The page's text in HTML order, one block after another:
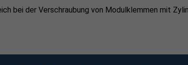
bei der Verschraubung von Modulklemmen mit